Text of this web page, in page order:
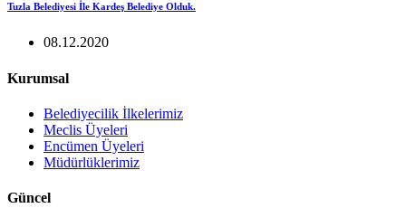
Tuzla Belediyesi İle Kardeş Belediye Olduk.
08.12.2020
Kurumsal
Belediyecilik İlkelerimiz
Meclis Üyeleri
Encümen Üyeleri
Müdürlüklerimiz
Güncel